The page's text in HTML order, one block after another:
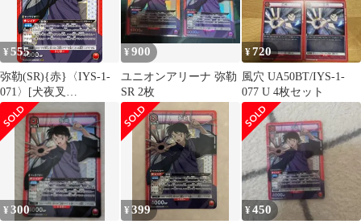
¥555
弥勒(SR){赤}〈IYS-1-
071〉[犬夜叉
【UA50BT】]ユニアリ
¥900
ユニオンアリーナ 弥勒
SR 2枚
¥720
風穴 UA50BT/IYS-1-
077 U 4枚セット
¥300 ¥399 ¥450